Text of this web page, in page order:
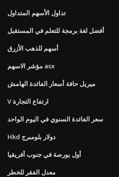
تداول الأسهم المتداول
أفضل لغة برمجة للتعلم في المستقبل
أسهم للذهب الأزرق
مؤشر الاسهم asx
ميريل حافة أسعار الفائدة الهامش
V ارتفاع التجارة
سعر الفائدة السنوي في اليوم الواحد
Hkd دولار بلومبرج
أول بورصة في جنوب أفريقيا
معدل الفقر للخطر